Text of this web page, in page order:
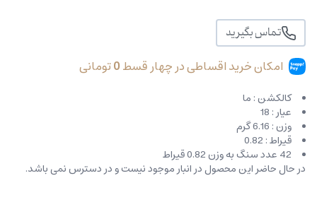
تماس بگیرید
امکان خرید اقساطی در چهار قسط0تومانی
کالکشن : ما
عیار : 18
وزن : 6.16 گرم
قیراط : 0.82
42 عدد سنگ به وزن 0.82 قیراط
در حال حاضر این محصول در انبار موجود نیست و در دسترس نمی باشد.